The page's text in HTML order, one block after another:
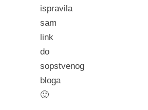
ispravila
sam
link
do
sopstvenog
bloga
🙂